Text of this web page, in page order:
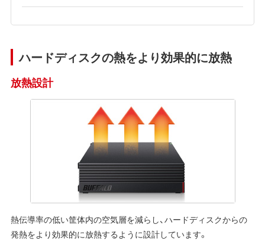
ハードディスクの熱をより効果的に放熱
放熱設計
熱伝導率の低い筐体内の空気層を減らし、ハードディスクからの
発熱をより効果的に放熱するように設計しています。